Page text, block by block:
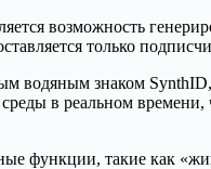
возможность
только
знаком
в реальном
функции, такие как